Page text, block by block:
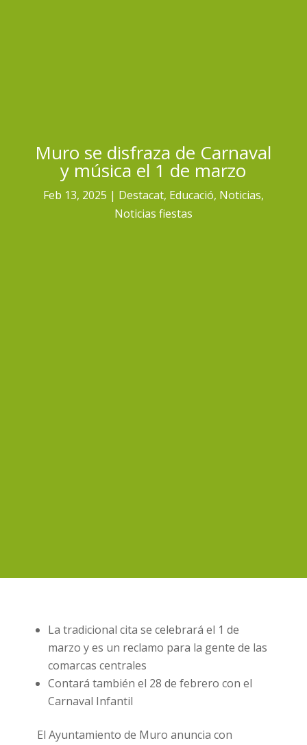
Muro se disfraza de Carnaval
y música el 1 de marzo
Feb 13, 2025 Destacat, Educació, Noticias,
Noticias fiestas
La tradicional cita se celebrará el 1 de
marzo y es un reclamo para la gente de las
comarcas centrales
Contará también el 28 de febrero con el
Carnaval Infantil
El Ayuntamiento de Muro anuncia con